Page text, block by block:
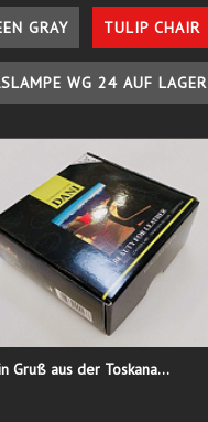
GRAY TULIP CHAIR
WG 24 AUF LAGER
Gruß aus der Toskana...